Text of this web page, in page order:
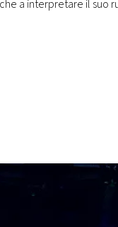
a interpretare il suo